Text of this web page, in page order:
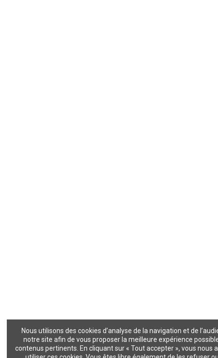
Nous utilisons des cookies d’analyse de la navigation et de
notre site afin de vous proposer la meilleure expérience
contenus pertinents. En cliquant sur « Tout accepter », vous nous